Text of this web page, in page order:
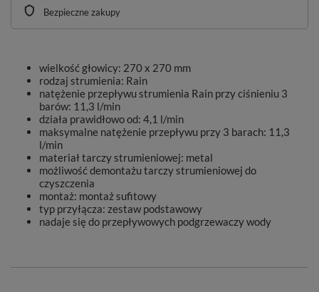
Bezpieczne zakupy
wielkość głowicy: 270 x 270 mm
rodzaj strumienia: Rain
natężenie przepływu strumienia Rain przy ciśnieniu 3
barów: 11,3 l/min
działa prawidłowo od: 4,1 l/min
maksymalne natężenie przepływu przy 3 barach: 11,3
l/min
materiał tarczy strumieniowej: metal
możliwość demontażu tarczy strumieniowej do
czyszczenia
montaż: montaż sufitowy
typ przyłącza: zestaw podstawowy
nadaje się do przepływowych podgrzewaczy wody